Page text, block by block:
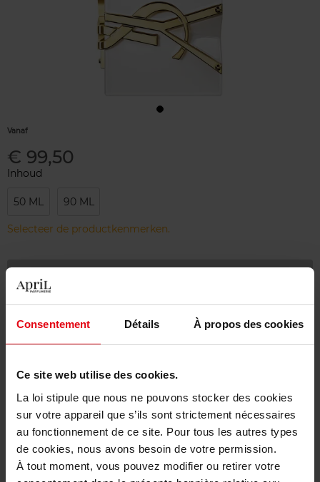
Consentement Détails À propos des cookies
Ce site web utilise des cookies.
La loi stipule que nous ne pouvons stocker des cookies
sur votre appareil que s’ils sont strictement nécessaires
au fonctionnement de ce site. Pour tous les autres types
de cookies, nous avons besoin de votre permission.
À tout moment, vous pouvez modifier ou retirer votre
Vanaf
€ 99,50
Inhoud
50 ML 90 ML
Selecteer de productkenmerken.
Gratis levering bij aankoop van min. 55€
Beschrijving